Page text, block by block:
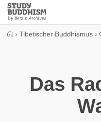
Close
Study
Buddhism
› Tibetischer Buddhismus ›
Das